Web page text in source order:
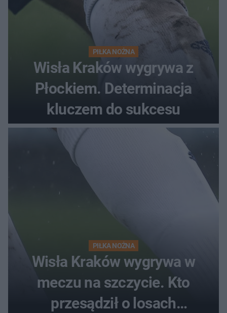
PIŁKA NOŻNA
Wisła Kraków wygrywa z
Płockiem. Determinacja
kluczem do sukcesu
PIŁKA NOŻNA
Wisła Kraków wygrywa w
meczu na szczycie. Kto
przesądził o losach